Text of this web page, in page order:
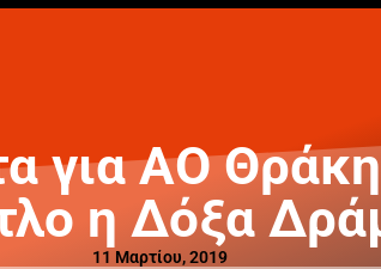
για ΑΟ
η Δόξα
11 Μαρτίου, 2019